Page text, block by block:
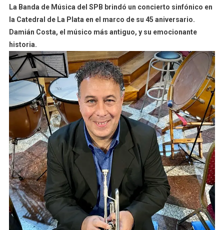
La Banda de Música del SPB brindó un concierto sinfónico en
la Catedral de La Plata en el marco de su 45 aniversario.
Damián Costa, el músico más antiguo, y su emocionante
historia.